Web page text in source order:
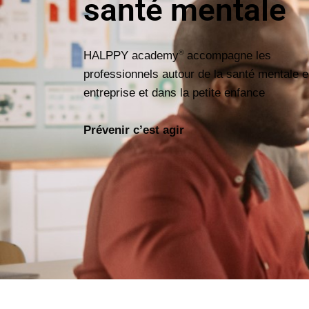
santé mentale
HALPPY academy©accompagne les
professionnels autour de la santé mentale
entreprise et dans la petite enfance
Prévenir c’est agir